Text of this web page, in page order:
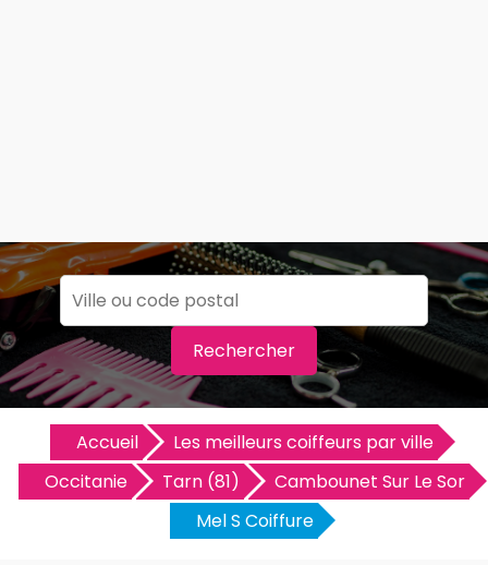
Rechercher
Accueil
Les meilleurs coiffeurs par ville
Occitanie
Tarn (81)
Cambounet Sur Le Sor
Mel S Coiffure